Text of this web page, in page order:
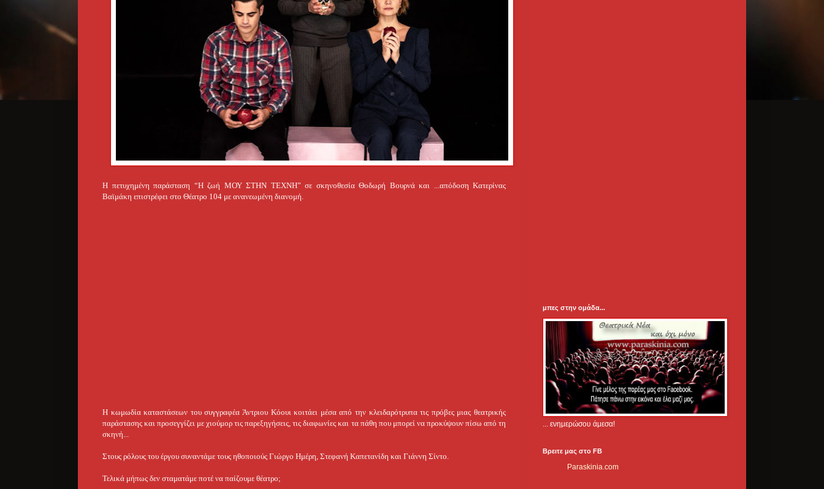
Η πετυχημένη παράσταση “Η ζωή ΜΟΥ ΣΤΗΝ ΤΕΧΝΗ” σε σκηνοθεσία Θοδωρή Βουρνά και ...απόδοση Κατερίνας
Βαϊμάκη επιστρέφει στο Θέατρο 104 με ανανεωμένη διανομή.
Η κωμωδία καταστάσεων του συγγραφέα Άντριου Κόουι κοιτάει μέσα από την κλειδαρότρυπα τις πρόβες μιας θεατρικής
παράστασης και προσεγγίζει με χιούμορ τις παρεξηγήσεις, τις διαφωνίες και τα πάθη που μπορεί να προκύψουν πίσω από τη
σκηνή...
Στους ρόλους του έργου συναντάμε τους ηθοποιούς Γιώργο Ημέρη, Στεφανή Καπετανίδη και Γιάννη Σίντο.
Τελικά μήπως δεν σταματάμε ποτέ να παίζουμε θέατρο;
μπες στην ομάδα...
... ενημερώσου άμεσα!
Βρειτε μας στο FB
Paraskinia.com